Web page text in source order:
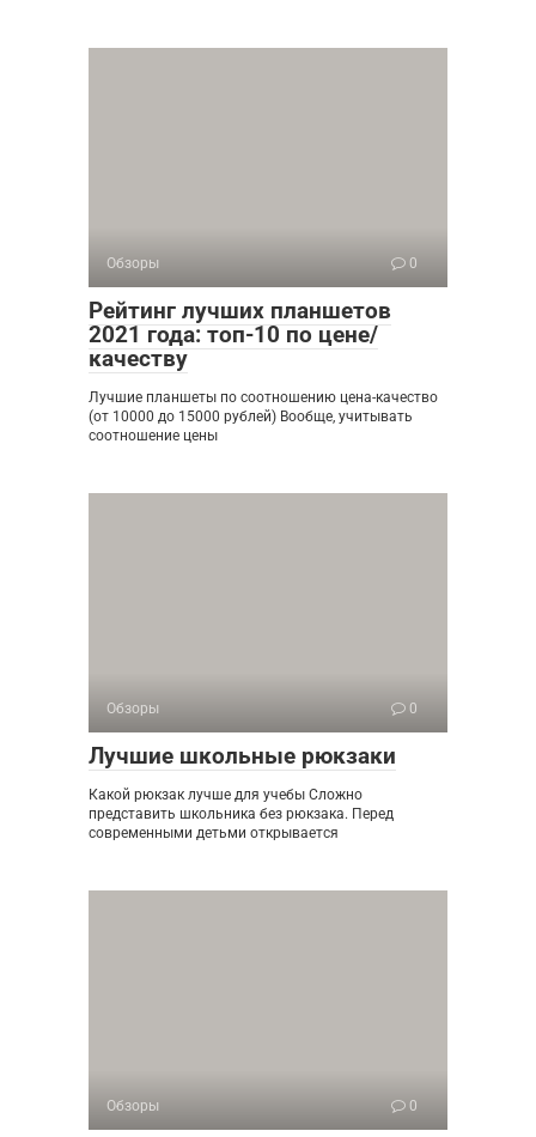
Обзоры 0
Рейтинг лучших планшетов
2021 года: топ-10 по цене/
качеству
Лучшие планшеты по соотношению цена-качество
(от 10000 до 15000 рублей) Вообще, учитывать
соотношение цены
Обзоры 0
Лучшие школьные рюкзаки
Какой рюкзак лучше для учебы Сложно
представить школьника без рюкзака. Перед
современными детьми открывается
Обзоры 0